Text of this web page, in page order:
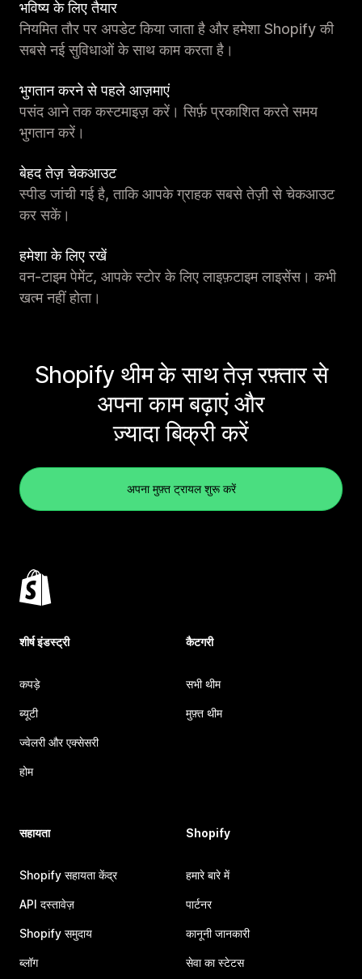
भविष्य के लिए तैयार
नियमित तौर पर अपडेट किया जाता है और हमेशा Shopify की
सबसे नई सुविधाओं के साथ काम करता है।
भुगतान करने से पहले आज़माएं
पसंद आने तक कस्टमाइज़ करें। सिर्फ़ प्रकाशित करते समय
भुगतान करें।
बेहद तेज़ चेकआउट
स्पीड जांची गई है, ताकि आपके ग्राहक सबसे तेज़ी से चेकआउट
कर सकें।
हमेशा के लिए रखें
वन-टाइम पेमेंट, आपके स्टोर के लिए लाइफ़टाइम लाइसेंस। कभी
खत्म नहीं होता।
Shopify थीम के साथ तेज़ रफ़्तार से
अपना काम बढ़ाएं और
ज़्यादा बिक्री करें
अपना मुफ़्त ट्रायल शुरू करें
शीर्ष इंडस्ट्री
कपड़े
ब्यूटी
ज्वेलरी और एक्सेसरी
होम
कैटगरी
सभी थीम
मुफ़्त थीम
सहायता
Shopify सहायता केंद्र
API दस्तावेज़
Shopify समुदाय
ब्लॉग
Shopify
हमारे बारे में
पार्टनर
कानूनी जानकारी
सेवा का स्टेटस